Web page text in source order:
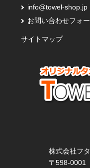
info@towel-shop.jp
お問い合わせフォ
サイトマップ
株式会社フ
〒598-0001